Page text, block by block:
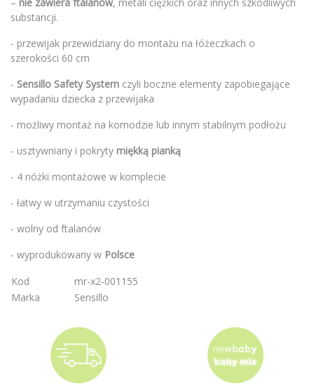
substancji.
- przewijak przewidziany do montażu na łóżeczkach o
szerokości 60 cm
- Sensillo Safety System czyli boczne elementy zapobiegające
wypadaniu dziecka z przewijaka
- możliwy montaż na komodzie lub innym stabilnym podłożu
- usztywniany i pokryty miękką pianką
- 4 nóżki montażowe w komplecie
- łatwy w utrzymaniu czystości
- wolny od ftalanów
- wyprodukowany w Polsce
Kod
mr-x2-001155
Marka
Sensillo